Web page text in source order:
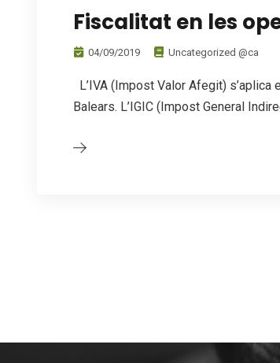
Fiscalitat en les
04/09/2019 Uncategorized @ca
L’IVA (Impost Valor Afegit)
Balears. L’IGIC (Impost General